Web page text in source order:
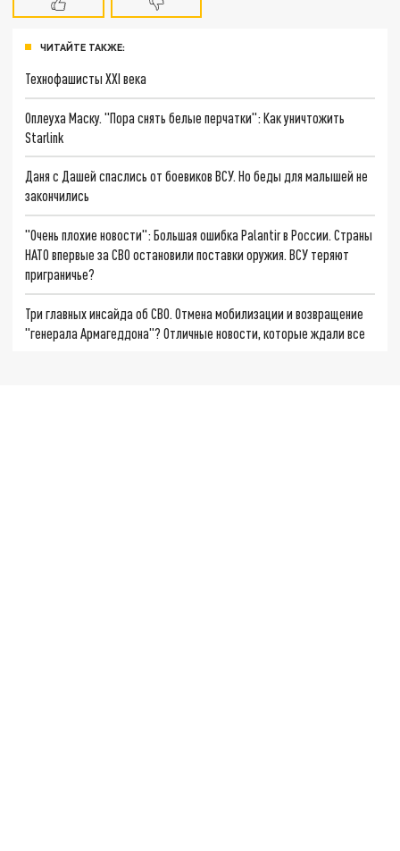
ЧИТАЙТЕ ТАКЖЕ:
Технофашисты XXI века
Оплеуха Маску. "Пора снять белые перчатки": Как уничтожить
Starlink
Даня с Дашей спаслись от боевиков ВСУ. Но беды для малышей не
закончились
"Очень плохие новости": Большая ошибка Palantir в России. Страны
НАТО впервые за СВО остановили поставки оружия. ВСУ теряют
приграничье?
Три главных инсайда об СВО. Отмена мобилизации и возвращение
"генерала Армагеддона"? Отличные новости, которые ждали все